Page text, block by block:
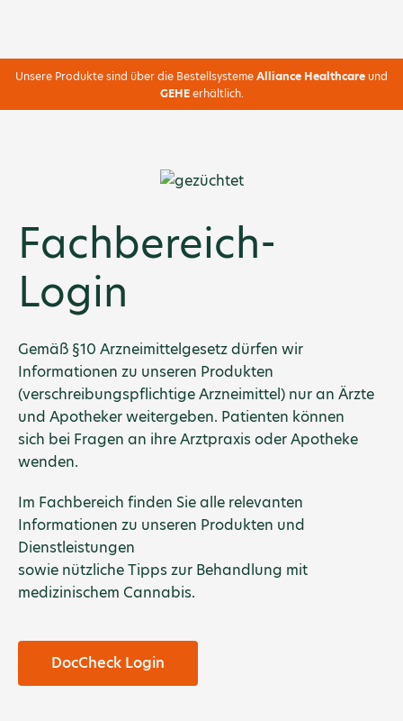
Unsere Produkte sind über die BestellsystemeAlliance Healthcare und
GEHEerhältlich.
Fachbereich-
Login
Gemäß §10 Arzneimittelgesetz dürfen wir
Informationen zu unseren Produkten
(verschreibungspflichtige Arzneimittel) nur an Ärzte
und Apotheker weitergeben. Patienten können
sich bei Fragen an ihre Arztpraxis oder Apotheke
wenden.
Im Fachbereich finden Sie alle relevanten
Informationen zu unseren Produkten und
Dienstleistungen
sowie nützliche Tipps zur Behandlung mit
medizinischem Cannabis.
DocCheck Login